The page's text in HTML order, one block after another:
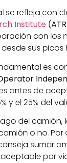
refleja con
Institute
con
sus
es
antes de
y el 25% del
del camión,
o no. Por
sumar
por